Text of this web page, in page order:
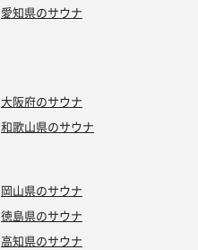
愛知県のサウナ
大阪府のサウナ
和歌山県のサウナ
岡山県のサウナ
徳島県のサウナ
高知県のサウナ